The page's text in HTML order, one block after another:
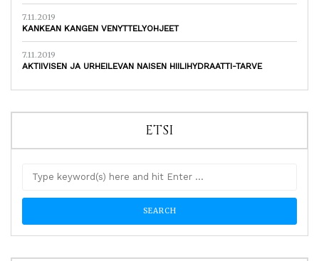
7.11.2019
KANKEAN KANGEN VENYTTELYOHJEET
7.11.2019
AKTIIVISEN JA URHEILEVAN NAISEN HIILIHYDRAATTI-TARVE
ETSI